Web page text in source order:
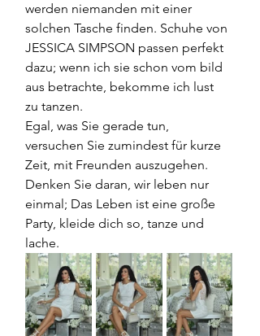
werden niemanden mit einer
solchen Tasche finden. Schuhe von
JESSICA SIMPSON passen perfekt
dazu; wenn ich sie schon vom bild
aus betrachte, bekomme ich lust
zu tanzen.
Egal, was Sie gerade tun,
versuchen Sie zumindest für kurze
Zeit, mit Freunden auszugehen.
Denken Sie daran, wir leben nur
einmal; Das Leben ist eine große
Party, kleide dich so, tanze und
lache.